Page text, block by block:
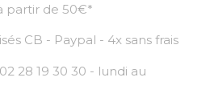
partir de 50€*
CB - Paypal - 4x sans frais
28 19 30 30 - lundi au